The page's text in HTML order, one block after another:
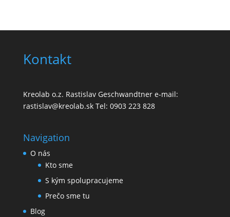
Kontakt
Kreolab o.z. Rastislav Geschwandtner e-mail:
rastislav@kreolab.sk Tel: 0903 223 828
Navigation
O nás
Kto sme
S kým spolupracujeme
Prečo sme tu
Blog